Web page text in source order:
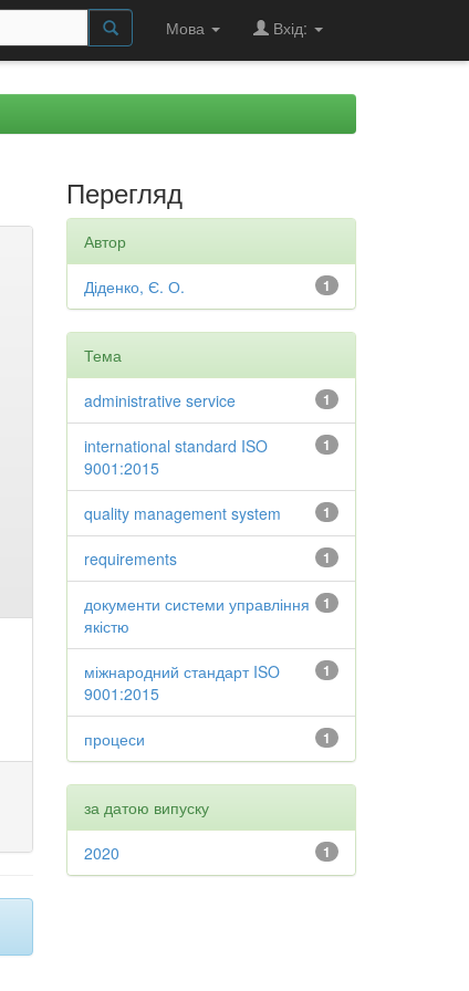
Мова Вхід:
Перегляд
Автор
1
Діденко, Є. О.
Тема
1
administrative service
1
international standard ISO
9001:2015
1
quality management system
1
requirements
1
документи системи управління
якістю
1
міжнародний стандарт ISO
9001:2015
1
процеси
за датою випуску
1
2020